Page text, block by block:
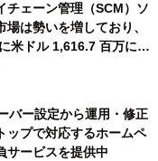
チェーン管理（SCM）ソ
場は勢いを増しており、
米ドル 1,616.7 百万に達
で成長すると予測
バー設定から運用・修正
ップで対応するホームペ
サービスを提供中